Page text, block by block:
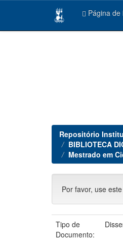
Página de
Repositório
BIBLIOTECA
Mestrado em
Por favor, use
Tipo de
Documento: